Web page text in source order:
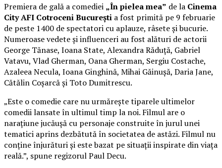
Premiera de gală a comediei „În pielea mea” de la Cinema
City AFI Cotroceni București a fost primită pe 9 februarie
de peste 1400 de spectatori cu aplauze, râsete și bucurie.
Numeroase vedete și influenceri au fost alături de actorii
George Tănase, Ioana State, Alexandra Răduță, Gabriel
Vatavu, Vlad Gherman, Oana Gherman, Sergiu Costache,
Azaleea Necula, Ioana Ginghină, Mihai Găinușă, Daria Jane,
Cătălin Coșarcă și Toto Dumitrescu.
„Este o comedie care nu urmărește tiparele ultimelor
comedii lansate în ultimul timp la noi. Filmul are o
narațiune jucăușă cu personaje construite în jurul unei
tematici aprins dezbătută în societatea de astăzi. Filmul nu
conține înjurături și este bazat pe situații inspirate din viața
reală.”, spune regizorul Paul Decu.